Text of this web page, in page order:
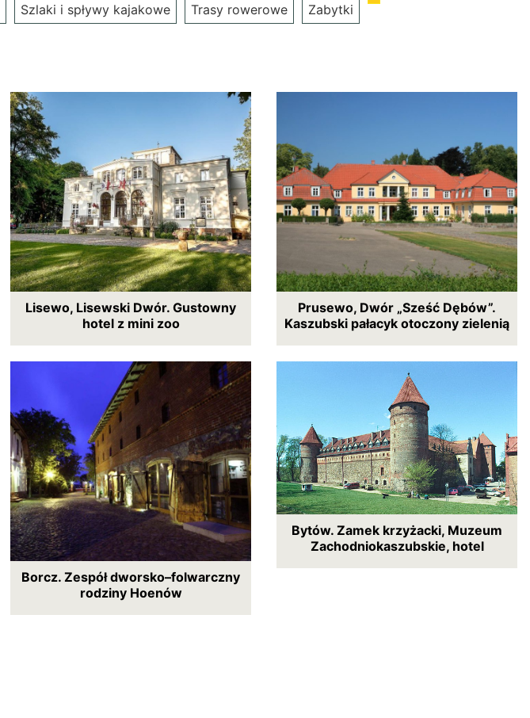
Szlaki i spływy kajakowe Trasy rowerowe Zabytki
Lisewo, Lisewski Dwór. Gustowny
hotel z mini zoo
Prusewo, Dwór „Sześć Dębów”.
Kaszubski pałacyk otoczony zielenią
Borcz. Zespół dworsko–folwarczny
rodziny Hoenów
Bytów. Zamek krzyżacki, Muzeum
Zachodniokaszubskie, hotel